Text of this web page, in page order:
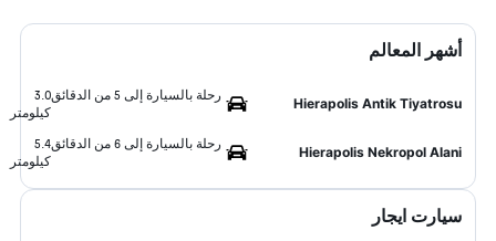
أشهر المعالم
Hierapolis Antik Tiyatrosu
رحلة بالسيارة إلى 5 من الدقائق
3.0
كيلومتر
Hierapolis Nekropol Alani
رحلة بالسيارة إلى 6 من الدقائق
5.4
كيلومتر
سيارت ايجار